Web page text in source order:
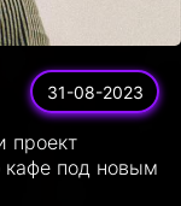
31-08-2023
проект
кафе под новым